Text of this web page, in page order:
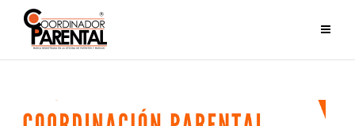
Saltar
contenido